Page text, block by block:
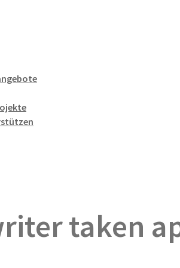
taken